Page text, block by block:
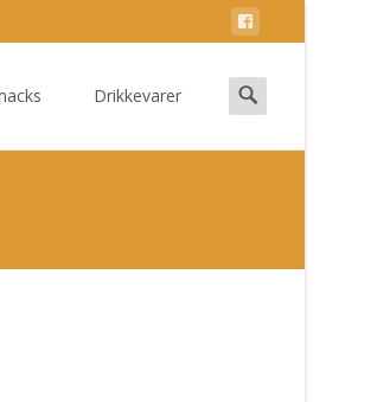
Drikkevarer
Search
for: